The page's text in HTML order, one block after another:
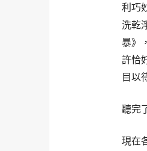
利巧
洗乾
暴》
許恰
目以
聽完
現在